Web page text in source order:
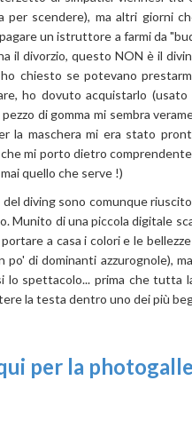
per scendere), ma altri giorni
un istruttore a farmi da
il divorzio, questo NON è il
chiesto se potevano
ho dovuto acquistarlo
di gomma mi sembra
la maschera mi era stato
mi porto dietro
quello che serve !)
diving sono comunque
Munito di una piccola digitale
a casa i colori e le
po' di dominanti azzurognole),
spettacolo... prima che tutta
la testa dentro uno dei più
per la